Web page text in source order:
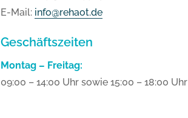
E-Mail: info@rehaot.de
Geschäftszeiten
Montag – Freitag:
09:00 – 14:00 Uhr sowie 15:00 – 18:00 Uhr